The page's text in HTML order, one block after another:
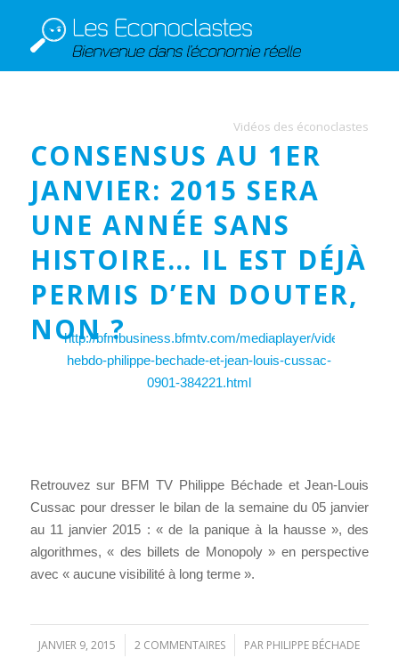
Vidéos des éconoclastes
CONSENSUS AU 1ER
JANVIER: 2015 SERA
UNE ANNÉE SANS
HISTOIRE… IL EST DÉJÀ
PERMIS D’EN DOUTER,
NON ?
http://bfmbusiness.bfmtv.com/mediaplayer/video/bilan-
hebdo-philippe-bechade-et-jean-louis-cussac-
0901-384221.html
Retrouvez sur BFM TV Philippe Béchade et Jean-Louis
Cussac pour dresser le bilan de la semaine du 05 janvier
au 11 janvier 2015 : « de la panique à la hausse », des
algorithmes, « des billets de Monopoly » en perspective
avec « aucune visibilité à long terme ».
JANVIER 9, 2015
/ 2 COMMENTAIRES
/ PAR PHILIPPE BÉCHADE